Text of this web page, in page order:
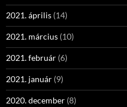
2021. április (14)
2021. március (10)
2021. február (6)
2021. január (9)
2020. december (8)